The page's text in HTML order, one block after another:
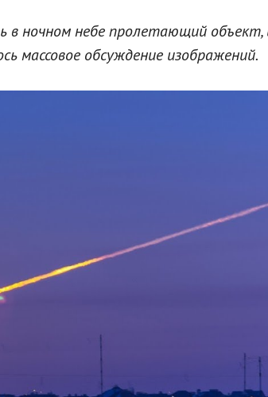
ночном небе пролетающий
массовое обсуждение изображений.